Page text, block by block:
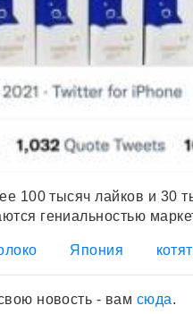
100 тысяч лайков и 30
гениальностью
Япония
новость - вам сюда.